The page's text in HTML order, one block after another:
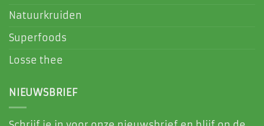
Natuurkruiden
Superfoods
Losse thee
NIEUWSBRIEF